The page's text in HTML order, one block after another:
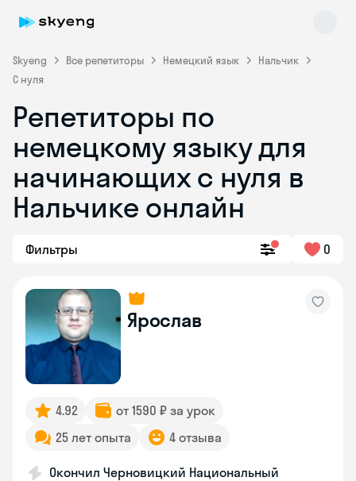
Skyeng Все репетиторы Немецкий язык
Нальчик
С нуля
Репетиторы по
немецкому языку для
начинающих с нуля в
Нальчике онлайн
Фильтры 0
Ярослав
4.92
от 1590 ₽ за урок
25 лет опыта
4 отзыва
Окончил Черновицкий Национальный
Skyeng Chat